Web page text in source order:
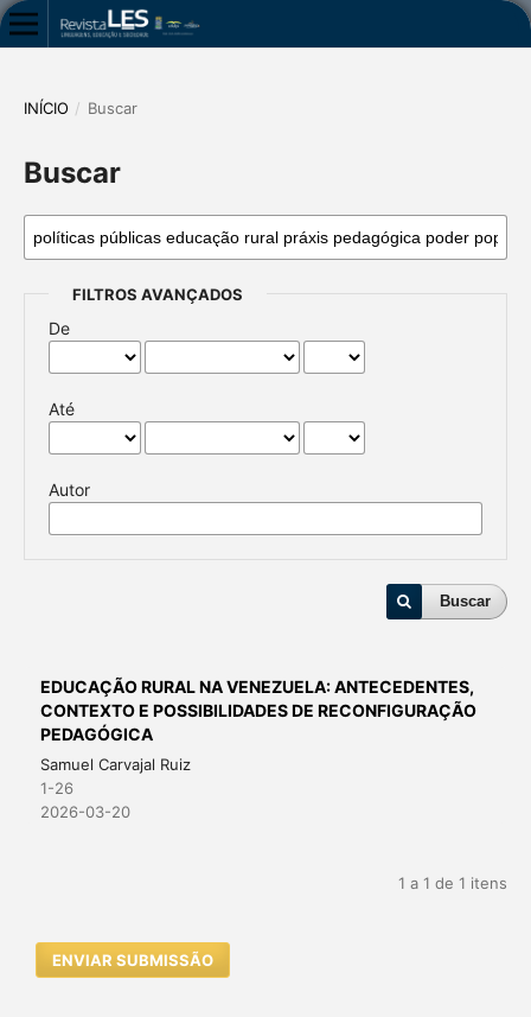
INÍCIO / Buscar
Buscar
FILTROS AVANÇADOS
De
Até
Autor
Buscar
EDUCAÇÃO RURAL NA VENEZUELA: ANTECEDENTES,
CONTEXTO E POSSIBILIDADES DE RECONFIGURAÇÃO
PEDAGÓGICA
Samuel Carvajal Ruiz
1-26
2026-03-20
1 a 1 de 1 itens
ENVIAR SUBMISSÃO